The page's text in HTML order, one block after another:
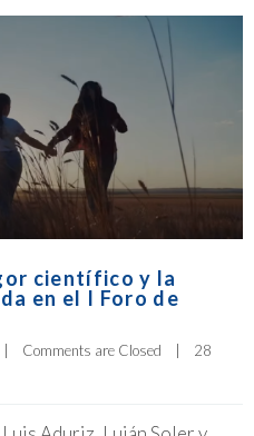
científico y la
en el I Foro de
Comments are Closed
28